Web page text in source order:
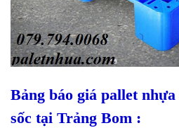
Bảng báo giá pallet
sốc tại Trảng Bom :